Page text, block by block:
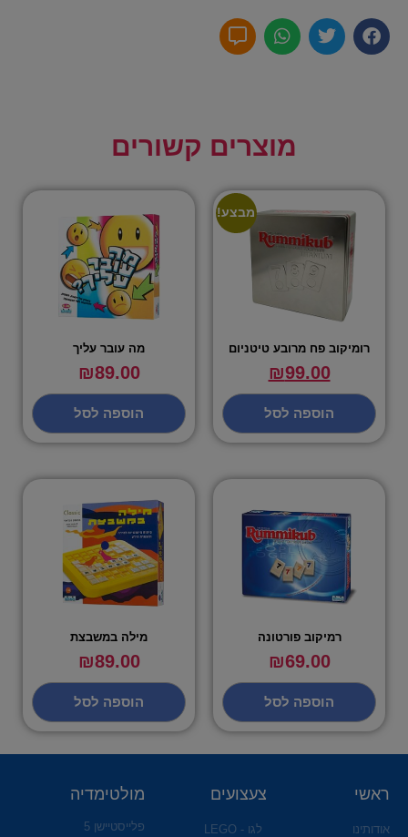
מוצרים קשורים
מבצע!
רומיקוב פח מרובע טיטניום
₪99.00
הוספה לסל
מה עובר עליך
₪89.00
הוספה לסל
רמיקוב פורטונה
₪69.00
הוספה לסל
מילה במשבצת
₪89.00
הוספה לסל
ראשי
אודותינו
צעצועים
לגו - LEGO
מולטימדיה
פלייסטיישן 5